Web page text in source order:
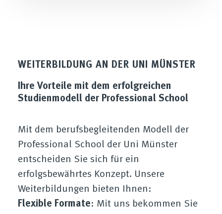
WEITERBILDUNG AN DER UNI MÜNSTER
Ihre Vorteile mit dem erfolgreichen
Studienmodell der Professional School
Mit dem berufsbegleitenden Modell der
Professional School der Uni Münster
entscheiden Sie sich für ein
erfolgsbewährtes Konzept. Unsere
Weiterbildungen bieten Ihnen:
Flexible Formate: Mit uns bekommen Sie